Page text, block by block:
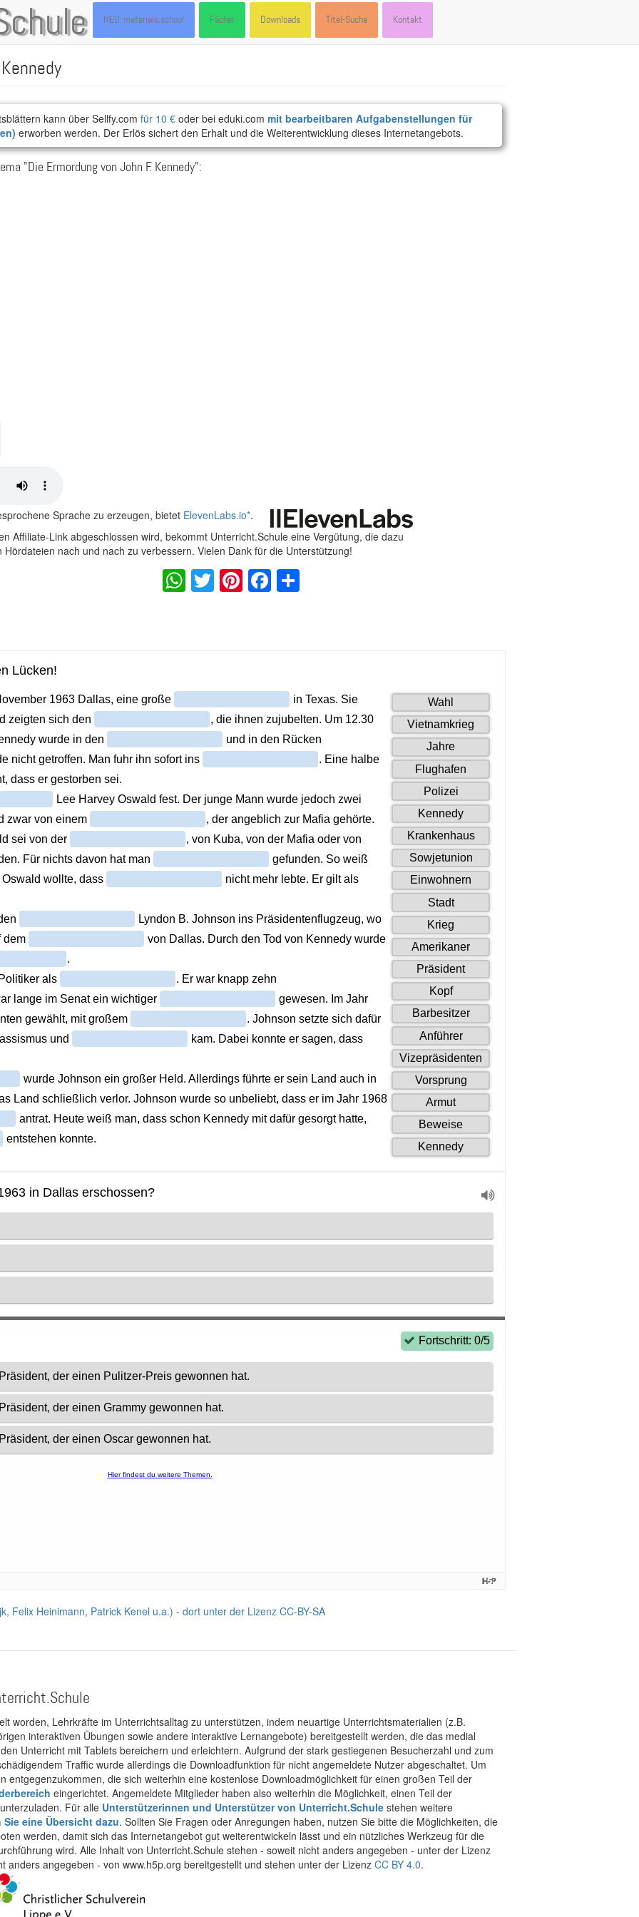
NEU: materials.school Fächer Downloads Titel-Suche Kontakt
kann über Sellfy.com für 10 € oder bei eduki.com mit bearbeitbaren Aufgabenstellungen für
erworben werden. Der Erlös sichert den Erhalt und die Weiterentwicklung dieses Internetangebots.
"Die Ermordung von John F. Kennedy":
Sprache zu erzeugen, bietet ElevenLabs.io*.
Affiliate-Link abgeschlossen wird, bekommt Unterricht.Schule eine Vergütung, die dazu
nach und nach zu verbessern. Vielen Dank für die Unterstützung!
WhatsApp
Twitter
Pinterest
Facebook
Felix Heinimann, Patrick Kenel u.a.) - dort unter der Lizenz CC-BY-SA
worden, Lehrkräfte im Unterrichtsalltag zu unterstützen, indem neuartige Unterrichtsmaterialien (z.B.
interaktiven Übungen sowie andere interaktive Lernangebote) bereitgestellt werden, die das medial
Unterricht mit Tablets bereichern und erleichtern. Aufgrund der stark gestiegenen Besucherzahl und zum
Traffic wurde allerdings die Downloadfunktion für nicht angemeldete Nutzer abgeschaltet. Um
entgegenzukommen, die sich weiterhin eine kostenlose Downloadmöglichkeit für einen großen Teil der
eingerichtet. Angemeldete Mitglieder haben also weiterhin die Möglichkeit, einen Teil der
Für alle Unterstützerinnen und Unterstützer von Unterricht.Schule stehen weitere
Sie eine Übersicht dazu. Sollten Sie Fragen oder Anregungen haben, nutzen Sie bitte die Möglichkeiten, die
werden, damit sich das Internetangebot gut weiterentwickeln lässt und ein nützliches Werkzeug für die
wird. Alle Inhalt von Unterricht.Schule stehen - soweit nicht anders angegeben - unter der Lizenz
anders angegeben - von www.h5p.org bereitgestellt und stehen unter der Lizenz CC BY 4.0.